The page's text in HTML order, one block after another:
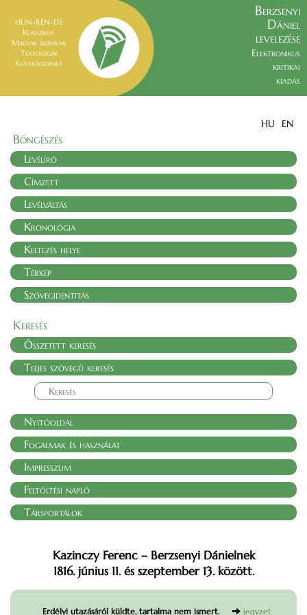
HUN–REN–DE
Klasszikus
Magyar Irodalmi
Textológiai
Kutatócsoport
Berzsenyi
Dániel
levelezése
Elektronikus
kritikai
kiadás
HU EN
Böngészés
Levélíró
Címzett
Levélváltás
Kronológia
Keltezés helye
Térkép
Szövegidentitás
Keresés
Összetett keresés
Teljes szövegű keresés
Nyitóoldal
Fogalmak és használat
Impresszum
Feltöltési napló
Társportálok
Kazinczy Ferenc – Berzsenyi Dánielnek
1816. június 11. és szeptember 13. között.
Erdélyi utazásáról küldte, tartalma nem ismert. jegyzet